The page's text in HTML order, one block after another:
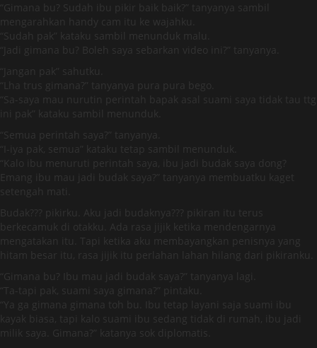
“Gimana bu? Sudah ibu pikir baik baik?” tanyanya sambil
mengarahkan handy cam itu ke wajahku.
“Sudah pak” kataku sambil menunduk malu.
“Jadi gimana bu? Boleh saya sebarkan video ini?” tanyanya.
“Jangan pak” sahutku.
“Lha trus gimana?” tanyanya pura pura bego.
“Sa-saya mau nurutin perintah bapak asal suami saya tidak tau ttg
ini pak” kataku sambil menunduk.
“Semua perintah saya?” tanyanya.
“I-iya pak, semua” kataku tetap sambil menunduk.
“Kalo ibu menuruti perintah saya, ibu jadi budak saya dong?
Emang ibu mau jadi budak saya?” tanyanya membuatku kaget
setengah mati.
Budak??? pikirku. Aku jadi budaknya??? pikiran itu terus
berkecamuk di otakku. Ada rasa jijik ketika mendengarnya
mengatakan itu. Tapi ketika aku membayangkan penisnya yang
hitam besar itu, rasa jijik itu perlahan lahan hilang dari pikiranku.
“Gimana bu? Ibu mau jadi budak saya?” tanyanya lagi.
“Ta-tapi pak, suami saya gimana?” pintaku.
“Ya ga gimana gimana toh bu. Ibu tetap layani saja suami ibu
kayak biasa, tapi kalo suami ibu sedang tidak di rumah, ibu jadi
milik saya. Gimana?” katanya sok diplomatis.